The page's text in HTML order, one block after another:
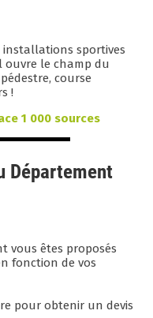
installations sportives
le champ du
course
!
1 000 sources
Département
vous êtes proposés
fonction de vos
pour obtenir un devis